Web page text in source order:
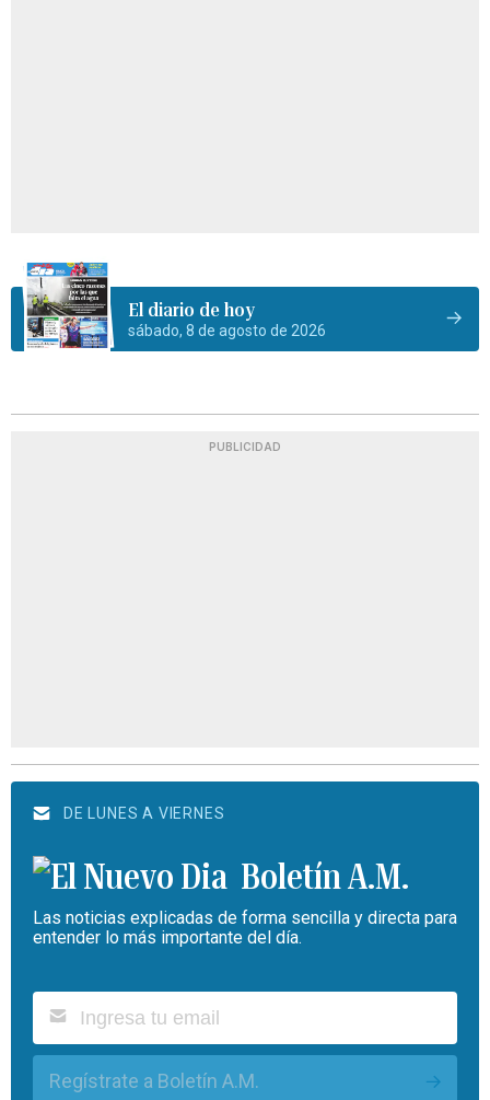
El diario de hoy
sábado, 8 de agosto de 2026
PUBLICIDAD
DE LUNES A VIERNES
Boletín A.M.
Las noticias explicadas de forma sencilla y directa para
entender lo más importante del día.
Regístrate a Boletín A.M.